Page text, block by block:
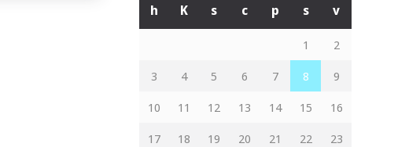
h K s c p s v
1
2
3
4 5 6 7 8
9
10
11 12 13 14 15
16
17
18 19 20 21 22
23